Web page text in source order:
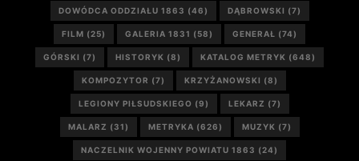
DOWÓDCA ODDZIAŁU 1863 (46) DĄBROWSKI (7)
FILM (25) GALERIA 1831 (58) GENERAŁ (74)
GÓRSKI (7) HISTORYK (8) KATALOG METRYK (648)
KOMPOZYTOR (7) KRZYŻANOWSKI (8)
LEGIONY PIŁSUDSKIEGO (9) LEKARZ (7)
MALARZ (31) METRYKA (626) MUZYK (7)
NACZELNIK WOJENNY POWIATU 1863 (24)